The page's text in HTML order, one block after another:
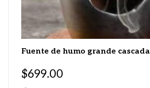
Fuente de humo grande cascada
$699.00